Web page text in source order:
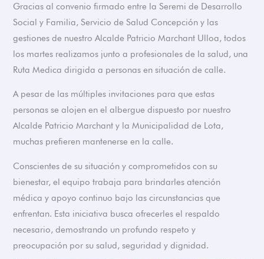
Gracias al convenio firmado entre la Seremi de Desarrollo
Social y Familia, Servicio de Salud Concepción y las
gestiones de nuestro Alcalde Patricio Marchant Ulloa, todos
los martes realizamos junto a profesionales de la salud, una
Ruta Medica dirigida a personas en situación de calle.
A pesar de las múltiples invitaciones para que estas
personas se alojen en el albergue dispuesto por nuestro
Alcalde Patricio Marchant y la Municipalidad de Lota,
muchas prefieren mantenerse en la calle.
Conscientes de su situación y comprometidos con su
bienestar, el equipo trabaja para brindarles atención
médica y apoyo continuo bajo las circunstancias que
enfrentan. Esta iniciativa busca ofrecerles el respaldo
necesario, demostrando un profundo respeto y
preocupación por su salud, seguridad y dignidad.